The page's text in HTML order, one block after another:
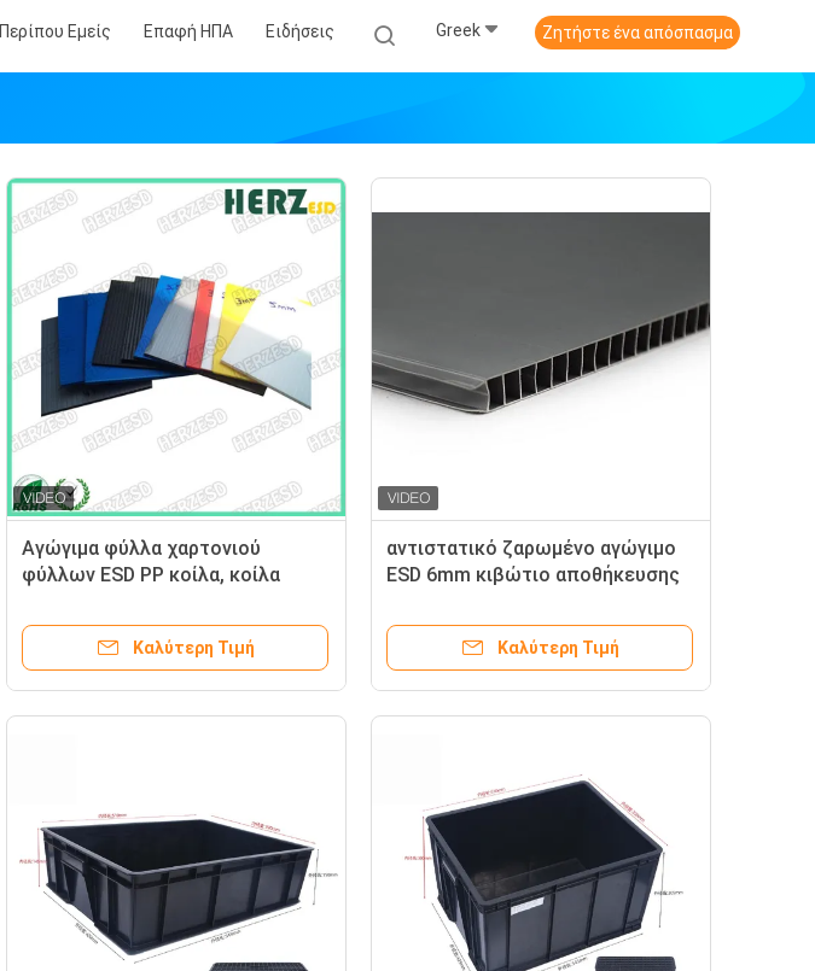
Περίπου Εμείς Επαφή ΗΠΑ Ειδήσεις Greek Ζητήστε ένα απόσπασμα
Αγώγιμα φύλλα χαρτονιού
φύλλων ESD PP κοίλα, κοίλα
πλαστικά φύλλα
Καλύτερη Τιμή
αντιστατικό ζαρωμένο αγώγιμο
ESD 6mm κιβώτιο αποθήκευσης
Καλύτερη Τιμή